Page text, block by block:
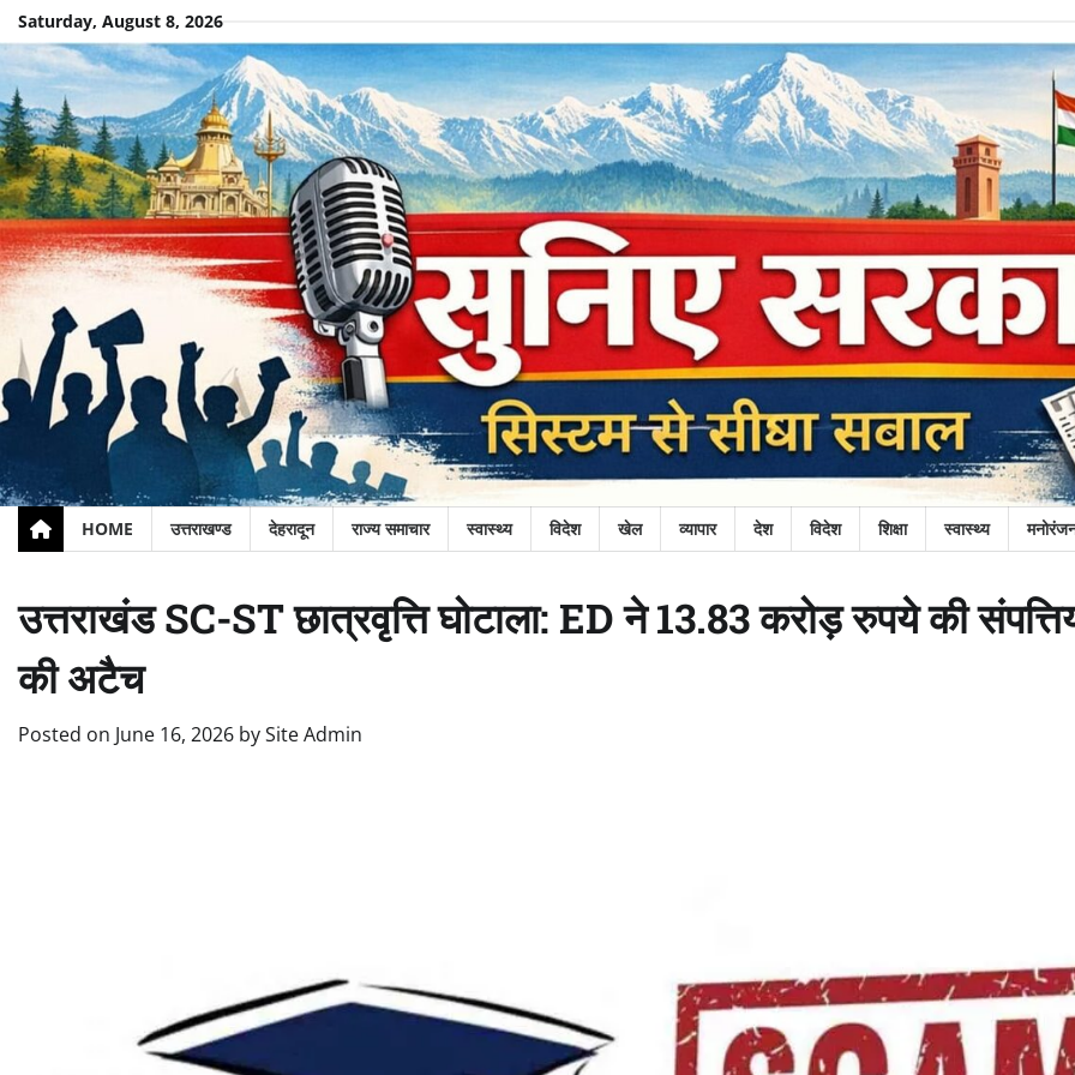
Skip
to
content
Saturday, August 8, 2026
HOME उत्तराखण्ड देहरादून राज्य समाचार स्वास्थ्य विदेश खेल व्यापार देश विदेश शिक्षा स्वास्थ्य
उत्तराखंड SC-ST छात्रवृत्ति घोटाला: ED ने 13.83 करोड़ रुपये की
की अटैच
Posted on June 16, 2026 bySite Admin